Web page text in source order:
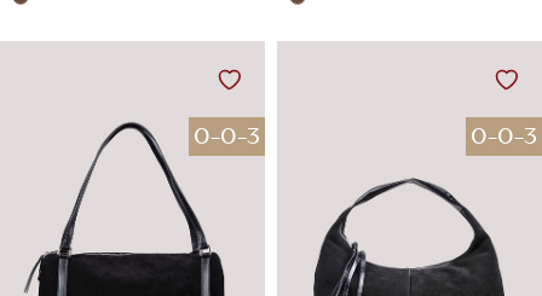
0-0-3 0-0-3